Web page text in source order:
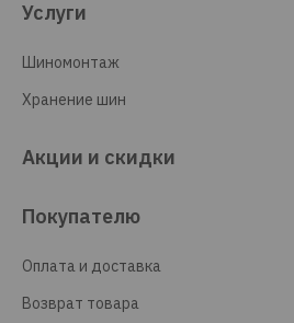
Услуги
Шиномонтаж
Хранение шин
Акции и скидки
Покупателю
Оплата и доставка
Возврат товара